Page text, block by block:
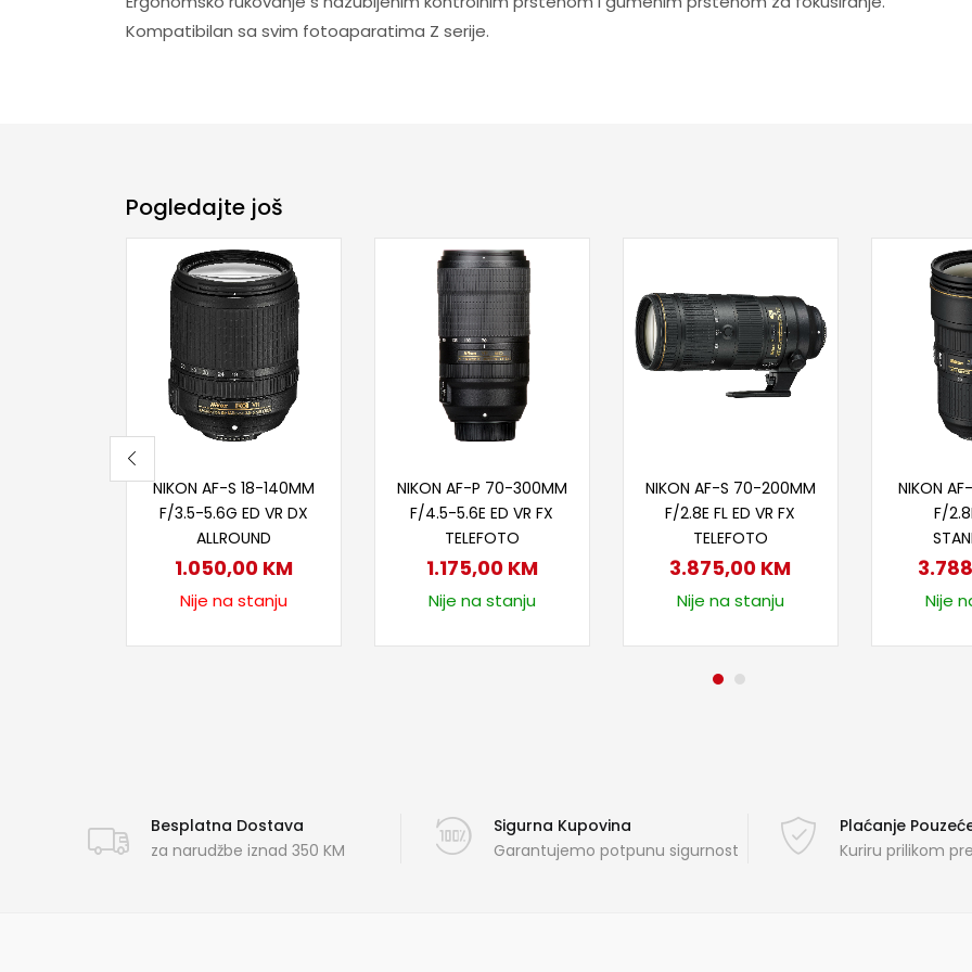
Kompatibilan sa svim fotoaparatima Z serije.
Pogledajte još
NIKON AF-S 18-140MM
F/3.5-5.6G ED VR DX
ALLROUND
1.050,00 KM
Nije na stanju
NIKON AF-P 70-300MM
F/4.5-5.6E ED VR FX
TELEFOTO
1.175,00 KM
Nije na stanju
NIKON AF-S 70-200MM
F/2.8E FL ED VR FX
TELEFOTO
3.875,00 KM
Nije na stanju
NIKON
F/
Nije
Besplatna Dostava
za narudžbe iznad 350 KM
Sigurna Kupovina
Garantujemo potpunu sigurnost
Plaćanje
Kuriru prilikom